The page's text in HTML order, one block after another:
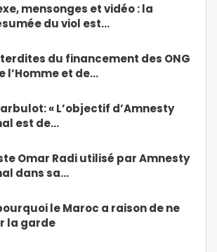
mensonges et vidéo : la
du viol est…
du financement des ONG
l’Homme et de…
« L’objectif d’Amnesty
est de…
Omar Radi utilisé par Amnesty
dans sa…
le Maroc a raison de ne
la garde